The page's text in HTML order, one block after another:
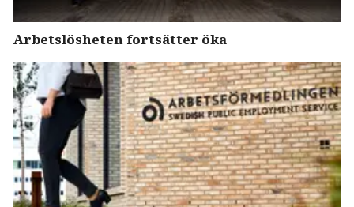
Arbetslösheten fortsätter öka